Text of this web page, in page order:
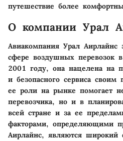
путешествие более
О компании Урал
Авиакомпания Урал Аирлайнс
сфере воздушных перевозок
2001 году, она нацелена на
и безопасного сервиса
ее роли на рынке помогает
перевозчика, но и в
всей стране и за ее
факторами, определяющими
Аирлайнс, являются широкий